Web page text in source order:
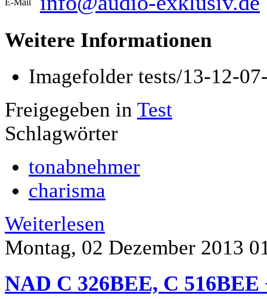
E-Mail
Weitere Informationen
Imagefolder tests/13-12-
Freigegeben in Test
Schlagwörter
tonabnehmer
charisma
Weiterlesen
Montag, 02 Dezember 2013
NAD C 326BEE, C